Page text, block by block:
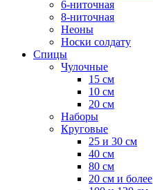
6-ниточная
8-ниточная
Неоны
Носки солдату
Спицы
Чулочные
15 см
10 см
20 см
Наборы
Круговые
25 и 30 см
40 см
80 см
20 см и более